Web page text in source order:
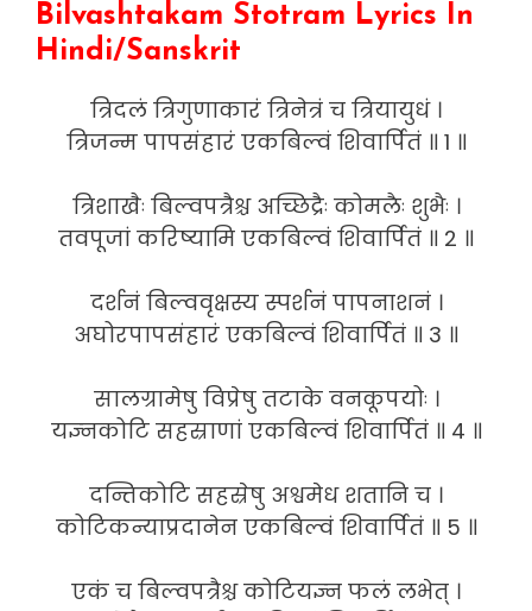
Bilvashtakam Stotram Lyrics In
Hindi/Sanskrit
त्रिदलं त्रिगुणाकारं त्रिनेत्रं च त्रियायुधं ।
त्रिजन्म पापसंहारं एकबिल्वं शिवार्पितं ॥ 1 ॥
त्रिशाखैः बिल्वपत्रैश्च अच्छिद्रैः कोमलैः शुभैः ।
तवपूजां करिष्यामि एकबिल्वं शिवार्पितं ॥ 2 ॥
दर्शनं बिल्ववृक्षस्य स्पर्शनं पापनाशनं ।
अघोरपापसंहारं एकबिल्वं शिवार्पितं ॥ 3 ॥
सालग्रामेषु विप्रेषु तटाके वनकूपयोः ।
यज्ञ्नकोटि सहस्राणां एकबिल्वं शिवार्पितं ॥ 4 ॥
दन्तिकोटि सहस्रेषु अश्वमेध शतानि च ।
कोटिकन्याप्रदानेन एकबिल्वं शिवार्पितं ॥ 5 ॥
एकं च बिल्वपत्रैश्च कोटियज्ञ्न फलं लभेत् ।